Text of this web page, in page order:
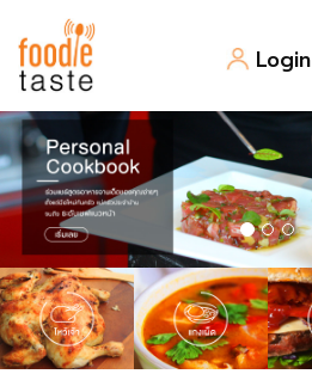
Login
สูตรอาหาร
สูตรอาหารล่าสุด
Top Foodie
พาไปชิม
สารพันก้นครัว
เคล็ดลับน่ารู้
FoodPedia